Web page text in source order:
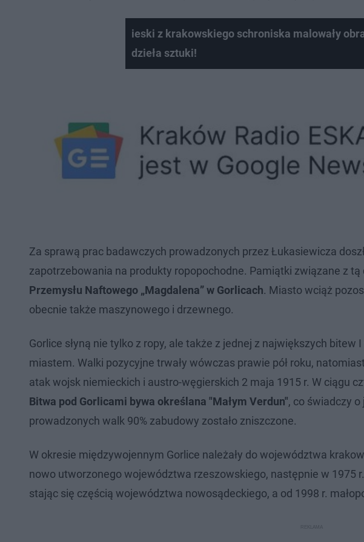
ieski z krakowskiego schroniska malowały
dzieła sztuki!
Za sprawą prac badawczych prowadzonych przez Łukasiewicza
zapotrzebowania na produkty ropopochodne. Pamiątki związane z tą
Przemysłu Naftowego „Magdalena” w Gorlicach. Miasto wciąż
obecnie także maszynowego i drzewnego.
Gorlice słyną nie tylko z ropy, ale także z jednej z największych bitew
miastem. Walki pozycyjne trwały wówczas prawie pół roku,
atak wojsk niemieckich i austro-węgierskich 2 maja 1915 r. W ciągu
Bitwa pod Gorlicami bywa określana "Małym Verdun", co świadczy
prowadzonych walk 90% zabudowy zostało zniszczone.
W okresie międzywojennym Gorlice należały do województwa
nowo utworzonego województwa rzeszowskiego, następnie w 1975
stając się częścią województwa nowosądeckiego, a od 1998 r.